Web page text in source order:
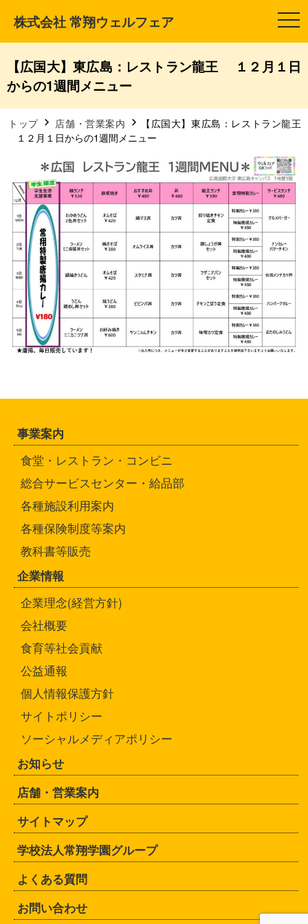
株式会社 常翔ウェルフェア
t
o
e
i
g
a
o
n
【広国大】東広島：レストラン龍王 １２月１日
からの1週間メニュー
トップ 店舗・営業案内
【広国大】東広島：レストラン龍王
１２月１日からの1週間メニュー
事業案内
食堂・レストラン・コンビニ
総合サービスセンター・給品部
各種施設利用案内
各種保険制度等案内
教科書等販売
企業情報
企業理念(経営方針)
会社概要
食育等社会貢献
公益通報
個人情報保護方針
サイトポリシー
ソーシャルメディアポリシー
お知らせ
店舗・営業案内
サイトマップ
学校法人常翔学園グループ
よくある質問
お問い合わせ